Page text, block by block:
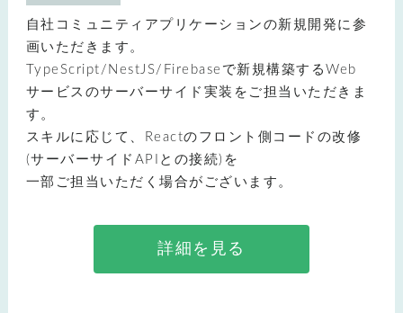
自社コミュニティアプリケーションの新規開発に参
画いただきます。
TypeScript/NestJS/Firebaseで新規構築するWeb
サービスのサーバーサイド実装をご担当いただきま
す。
スキルに応じて、Reactのフロント側コードの改修
(サーバーサイドAPIとの接続)を
一部ご担当いただく場合がございます。
詳細を見る